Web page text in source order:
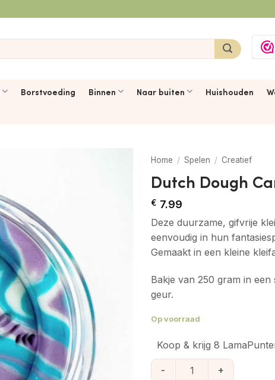
Borstvoeding Binnen Naar buiten Huishouden
Home / Spelen / Creatief
Dutch Dough
€ 7.99
Deze duurzame, gifvrije
eenvoudig in hun
Gemaakt in een kleine
Bakje van 250 gram in
geur.
Op voorraad
Koop & krijg 8
Dutch Dough Candy aantal